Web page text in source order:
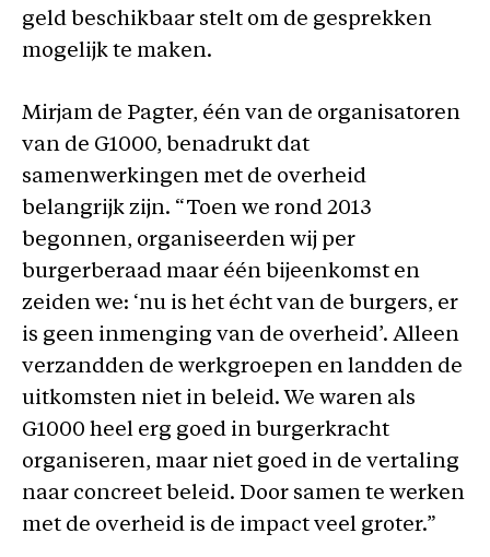
geld beschikbaar stelt om de gesprekken
mogelijk te maken.
Mirjam de Pagter, één van de organisatoren
van de G1000, benadrukt dat
samenwerkingen met de overheid
belangrijk zijn. “Toen we rond 2013
begonnen, organiseerden wij per
burgerberaad maar één bijeenkomst en
zeiden we: ‘nu is het écht van de burgers, er
is geen inmenging van de overheid’. Alleen
verzandden de werkgroepen en landden de
uitkomsten niet in beleid. We waren als
G1000 heel erg goed in burgerkracht
organiseren, maar niet goed in de vertaling
naar concreet beleid. Door samen te werken
met de overheid is de impact veel groter.”